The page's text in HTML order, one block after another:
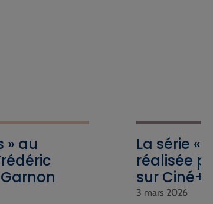
» au
La série «
réalisée
sur Ciné+
3 mars 2026